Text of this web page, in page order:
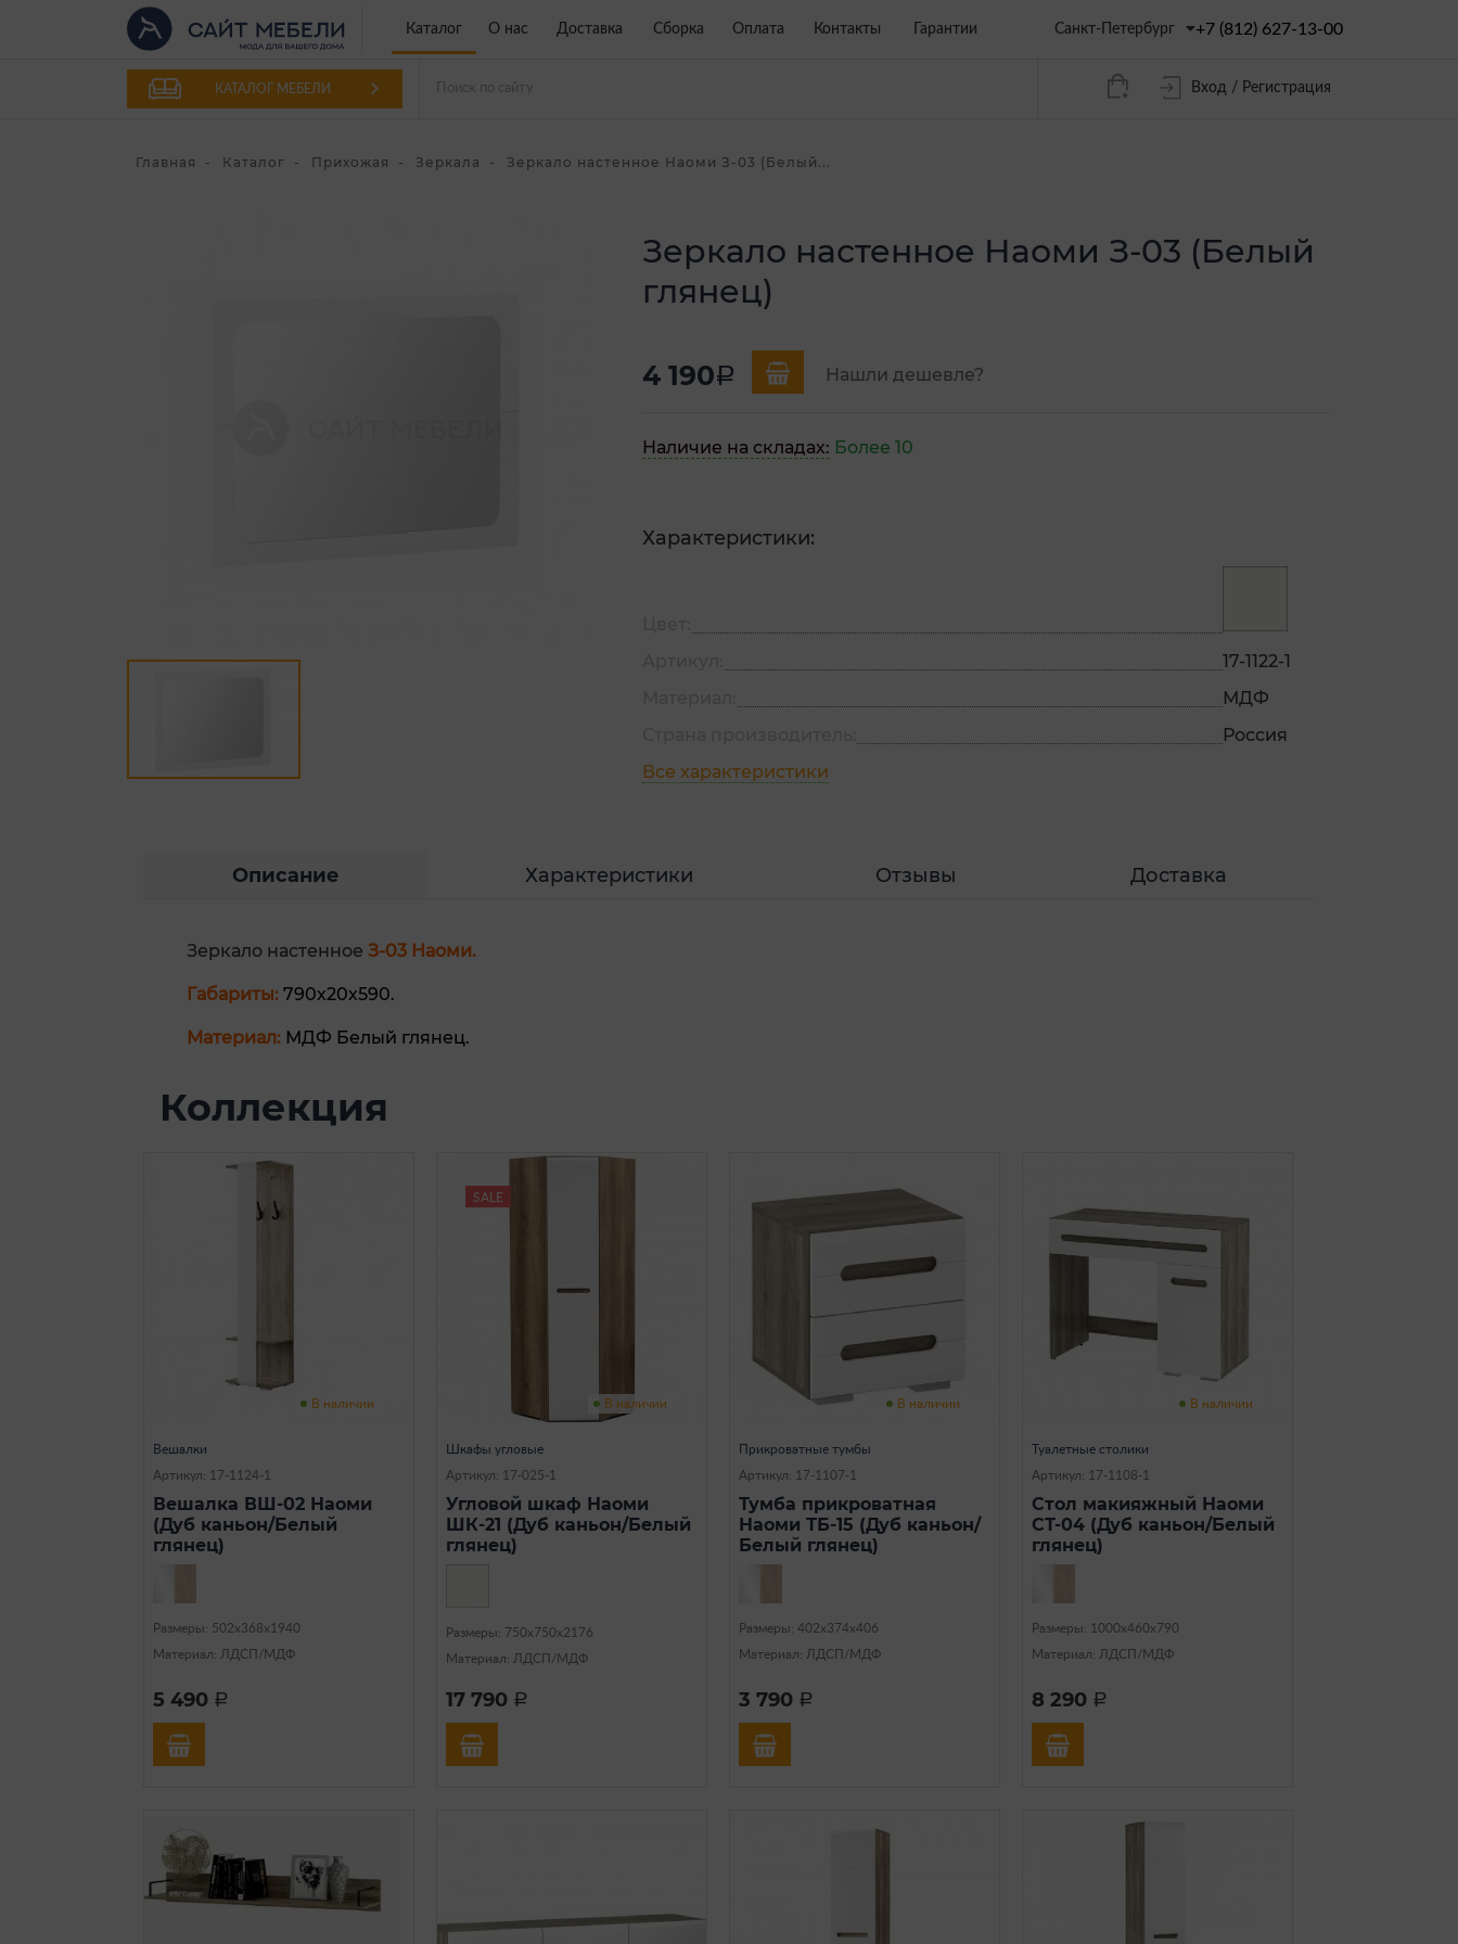
Каталог О нас Доставка Сборка Оплата Контакты Гарантии Санкт-Петербург +7 (812) 627-13-00
КАТАЛОГ МЕБЕЛИ Вход / Регистрация
Главная Каталог Прихожая Зеркала Зеркало настенное Наоми З-03 (Белый...
Зеркало настенное Наоми З-03 (Белый
глянец)
4 190a Нашли дешевле?
Наличие на складах: Более 10
Характеристики:
17-1122-1
МДФ
Россия
Все характеристики
Описание Характеристики Отзывы Доставка
Зеркало настенное З-03 Наоми.
Габариты: 790х20х590.
Материал: МДФ Белый глянец.
Коллекция
В наличии
Вешалки
Артикул: 17-1124-1
Вешалка ВШ-02 Наоми
(Дуб каньон/Белый
глянец)
Размеры: 502х368х1940
Материал: ЛДСП/МДФ
5 490 a
SALE
В наличии
Шкафы угловые
Артикул: 17-025-1
Угловой шкаф Наоми
ШК-21 (Дуб каньон/Белый
глянец)
Размеры: 750х750х2176
Материал: ЛДСП/МДФ
17 790 a
В наличии
Прикроватные тумбы
Артикул: 17-1107-1
Тумба прикроватная
Наоми ТБ-15 (Дуб каньон/
Белый глянец)
Размеры: 402х374х406
Материал: ЛДСП/МДФ
3 790 a
В наличии
Туалетные столики
Артикул: 17-1108-1
Стол макияжный Наоми
СТ-04 (Дуб каньон/Белый
глянец)
Размеры: 1000х460х790
Материал: ЛДСП/МДФ
8 290 a